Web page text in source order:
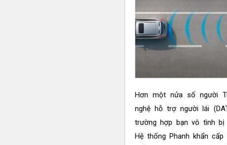
Hơn một nửa số người
nghệ hỗ trợ người lái
trường hợp bạn vô tình
Hệ thống Phanh khẩn